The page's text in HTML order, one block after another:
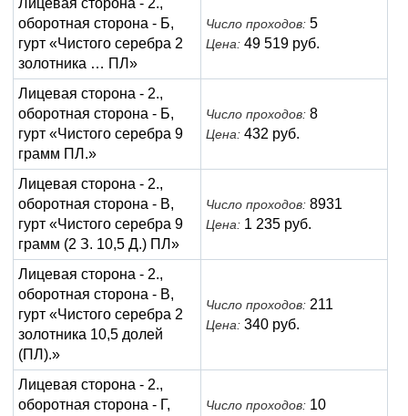
Лицевая сторона - 2.,
оборотная сторона - Б,
гурт «Чистого серебра 2
золотника … ПЛ»
Число проходов: 5
Цена: 49 519 руб.
Лицевая сторона - 2.,
оборотная сторона - Б,
гурт «Чистого серебра 9
грамм ПЛ.»
Число проходов: 8
Цена: 432 руб.
Лицевая сторона - 2.,
оборотная сторона - В,
гурт «Чистого серебра 9
грамм (2 З. 10,5 Д.) ПЛ»
Число проходов: 8931
Цена: 1 235 руб.
Лицевая сторона - 2.,
оборотная сторона - В,
гурт «Чистого серебра 2
золотника 10,5 долей
(ПЛ).»
Число проходов: 211
Цена: 340 руб.
Лицевая сторона - 2.,
оборотная сторона - Г,
Число проходов: 10